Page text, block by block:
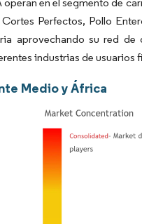
Perfectos, Pollo
aprovechando su red de
industrias de usuarios
Medio y África